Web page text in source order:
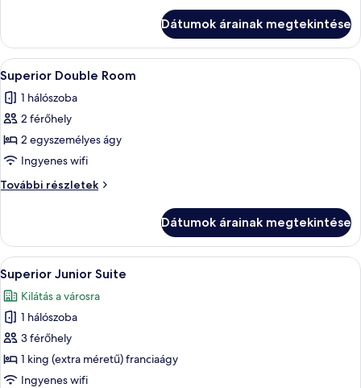
részletei
Dátumok árainak megtekintése
A
következő
szoba
összes
képének
megtekintése:
Superior
Double
Egy szállodai szoba, amelyben
4
Superior Double Room
1 hálószoba
2 férőhely
2 egyszemélyes ágy
Ingyenes wifi
További részletek
Superior
részletei
Dátumok árainak megtekintése
A
következő
szoba
összes
képének
megtekintése:
Superior
Egy magas mennyezetű szoba,
5
Superior Junior Suite
Kilátás a városra
1 hálószoba
3 férőhely
1 king (extra méretű) franciaágy
Ingyenes wifi